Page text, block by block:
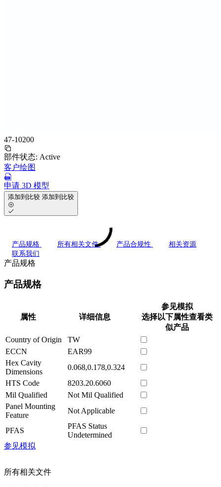
47-10200
部件状态: Active
客户绘图
申请 3D 模型
添加到比较 添加到比较
产品规格 所有相关文件 产品合规性
相关资源
联系我们
产品规格
产品规格
属性 详细信息
参见模拟
选择以下属性查看类
似产品
Country of Origin
TW
ECCN
EAR99
Hex Cavity
Dimensions
0.068,0.178,0.324
HTS Code
8203.20.6060
Mil Qualified
Not Mil Qualified
Panel Mounting
Feature
Not Applicable
PFAS
PFAS Status
Undetermined
参见模拟
所有相关文件